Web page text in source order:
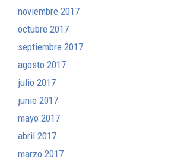
noviembre 2017
octubre 2017
septiembre 2017
agosto 2017
julio 2017
junio 2017
mayo 2017
abril 2017
marzo 2017